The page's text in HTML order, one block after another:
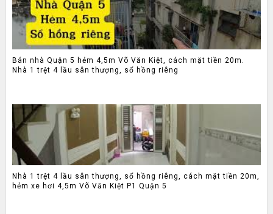
Bán nhà Quận 5 hẻm 4,5m Võ Văn Kiệt, cách mặt tiền 20m.
Nhà 1 trệt 4 lầu sân thượng, sổ hồng riêng
Nhà 1 trệt 4 lầu sân thượng, sổ hồng riêng, cách mặt tiền 20m,
hẻm xe hơi 4,5m Võ Văn Kiệt P1 Quận 5